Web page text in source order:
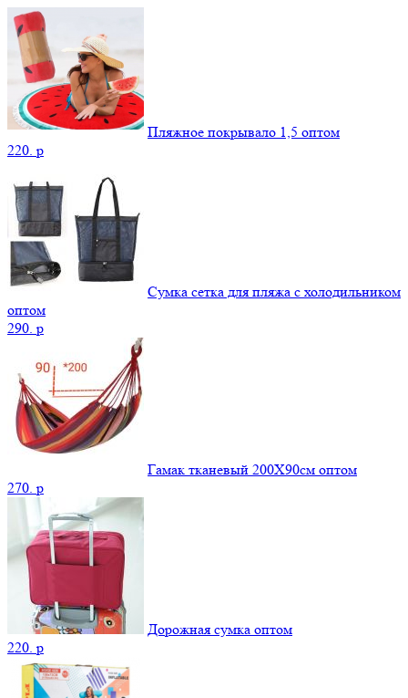
Пляжное покрывало 1,5 оптом
220. p
Сумка сетка для пляжа с холодильником
оптом
290. p
Гамак тканевый 200Х90см оптом
270. p
Дорожная сумка оптом
220. p